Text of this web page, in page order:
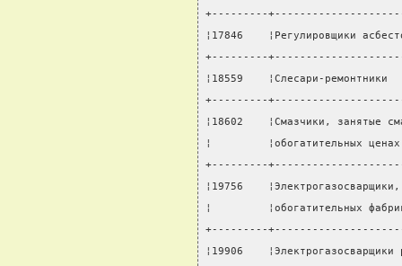
+---------
¦17846    ¦Регулировщики
+---------
¦18559    ¦Слесари-
+---------
¦18602    ¦Смазчики,
¦         ¦обогатительных
+---------
¦19756
¦
+---------
¦19906